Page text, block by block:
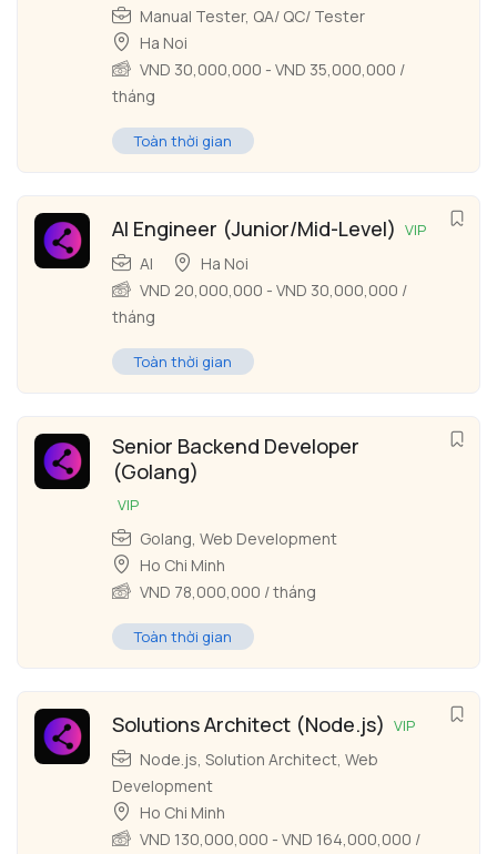
Manual Tester, QA/ QC/ Tester
Ha Noi
VND 30,000,000 - VND 35,000,000 /
tháng
Toàn thời gian
AI Engineer (Junior/Mid-Level) VIP
AI
Ha Noi
VND 20,000,000 - VND 30,000,000 /
tháng
Toàn thời gian
Senior Backend Developer
(Golang)
VIP
Golang, Web Development
Ho Chi Minh
VND 78,000,000 / tháng
Toàn thời gian
Solutions Architect (Node.js) VIP
Node.js, Solution Architect, Web
Development
Ho Chi Minh
VND 130,000,000 - VND 164,000,000 /